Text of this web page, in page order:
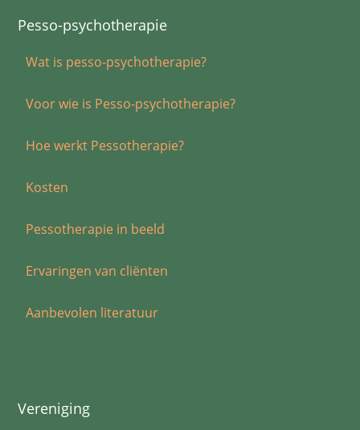
Pesso-psychotherapie
Wat is pesso-psychotherapie?
Voor wie is Pesso-psychotherapie?
Hoe werkt Pessotherapie?
Kosten
Pessotherapie in beeld
Ervaringen van cliënten
Aanbevolen literatuur
Vereniging